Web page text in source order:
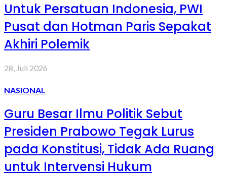
Untuk Persatuan Indonesia, PWI
Pusat dan Hotman Paris Sepakat
Akhiri Polemik
28, Juli 2026
NASIONAL
Guru Besar Ilmu Politik Sebut
Presiden Prabowo Tegak Lurus
pada Konstitusi, Tidak Ada Ruang
untuk Intervensi Hukum